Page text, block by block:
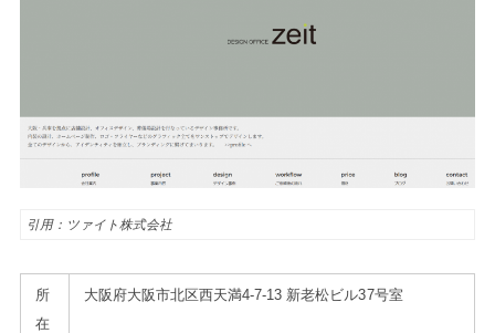
引用：ツァイト株式会社
所
在
大阪府大阪市北区西天満4-7-13 新老松ビル37号室